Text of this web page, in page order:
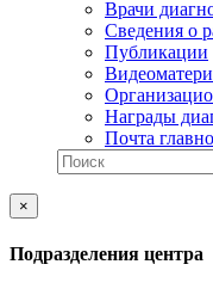
Врачи
Сведения о
Публикации
Награды
Почта
×
Подразделения центра